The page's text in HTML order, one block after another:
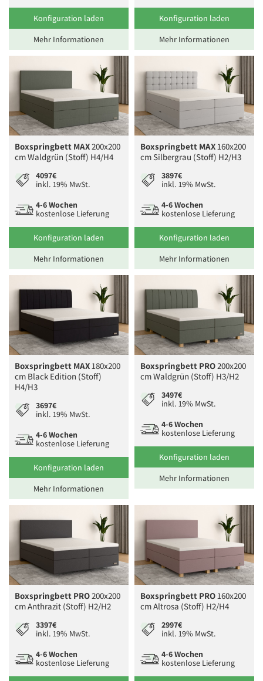
Konfiguration laden
Mehr Informationen
Konfiguration laden
Mehr Informationen
Boxspringbett MAX200x200
cm Waldgrün (Stoff) H4/H4
4097€
inkl. 19% MwSt.
4-6 Wochen
kostenlose Lieferung
Konfiguration laden
Mehr Informationen
Boxspringbett MAX160x200
cm Silbergrau (Stoff) H2/H3
3897€
inkl. 19% MwSt.
4-6 Wochen
kostenlose Lieferung
Konfiguration laden
Mehr Informationen
Boxspringbett MAX180x200
cm Black Edition (Stoff)
H4/H3
3697€
inkl. 19% MwSt.
4-6 Wochen
kostenlose Lieferung
Konfiguration laden
Mehr Informationen
Boxspringbett PRO200x200
cm Waldgrün (Stoff) H3/H2
3497€
inkl. 19% MwSt.
4-6 Wochen
kostenlose Lieferung
Konfiguration laden
Mehr Informationen
Boxspringbett PRO200x200
cm Anthrazit (Stoff) H2/H2
3397€
inkl. 19% MwSt.
4-6 Wochen
kostenlose Lieferung
Boxspringbett PRO160x200
cm Altrosa (Stoff) H2/H4
2997€
inkl. 19% MwSt.
4-6 Wochen
kostenlose Lieferung